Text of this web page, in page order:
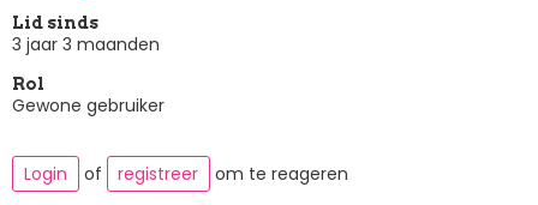
Lid sinds
3 jaar 3 maanden
Rol
Gewone gebruiker
Login of registreer om te reageren